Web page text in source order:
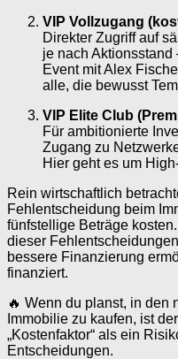
VIP Vollzugang
Direkter Zugriff auf
je nach
Event mit Alex
alle, die bewusst
VIP Elite Club
Für ambitionierte
Zugang zu
Hier geht es um
Rein wirtschaftlich
Fehlentscheidung beim
fünfstellige Beträge
dieser
bessere Finanzierung
finanziert.
🔥 Wenn du planst, in den
Immobilie zu kaufen, ist
„Kostenfaktor“ als ein
Entscheidungen.